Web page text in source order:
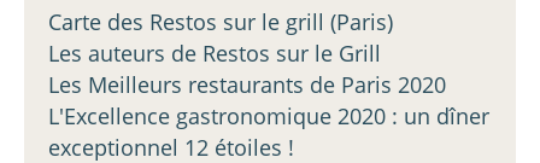
Carte des Restos sur le grill (Paris)
Les auteurs de Restos sur le Grill
Les Meilleurs restaurants de Paris 2020
L'Excellence gastronomique 2020 : un dîner
exceptionnel 12 étoiles !